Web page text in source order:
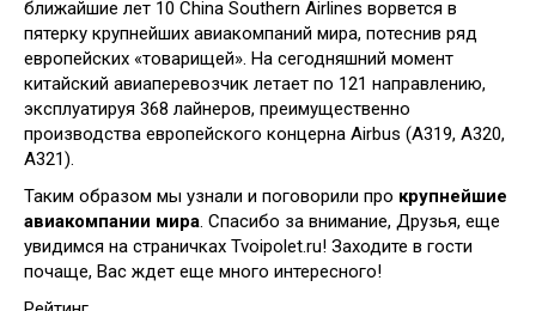
ближайшие лет 10 China Southern Airlines ворвется в
пятерку крупнейших авиакомпаний мира, потеснив ряд
европейских «товарищей». На сегодняшний момент
китайский авиаперевозчик летает по 121 направлению,
эксплуатируя 368 лайнеров, преимущественно
производства европейского концерна Airbus (A319, A320,
A321).
Таким образом мы узнали и поговорили про крупнейшие
авиакомпании мира. Спасибо за внимание, Друзья, еще
увидимся на страничках Tvoipolet.ru! Заходите в гости
почаще, Вас ждет еще много интересного!